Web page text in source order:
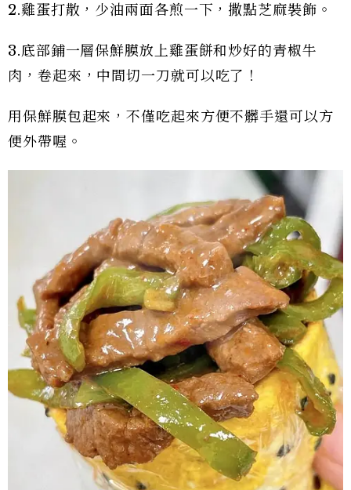
2.雞蛋打散，少油兩面各煎一下，撒點芝麻裝飾。
3.底部鋪一層保鮮膜放上雞蛋餅和炒好的青椒牛
肉，卷起來，中間切一刀就可以吃了！
用保鮮膜包起來，不僅吃起來方便不髒手還可以方
便外帶喔。